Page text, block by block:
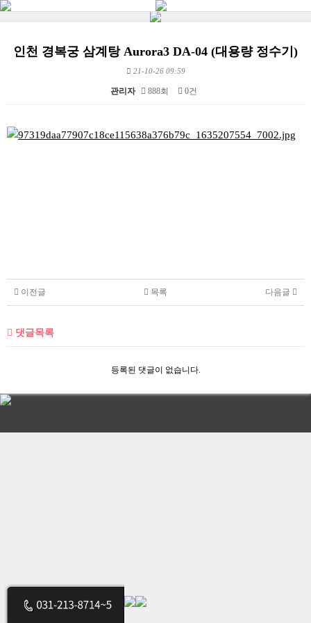
인천 경복궁 삼계탕 Aurora3 DA-04 (대용량 정수기)
21-10-26 09:59
관리자 888회 0건
본문
이전글 다음글
목록
댓글목록
등록된 댓글이 없습니다.